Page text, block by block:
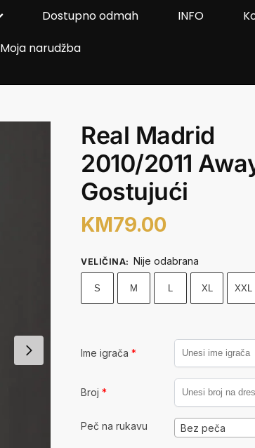
Dostupno odmah INFO
Moja narudžba
Real Madrid
2010/2011
Gostujući
KM79.00
VELIČINA: Nije odabrana
S M L XL XXL
Ime igrača*
Broj*
Peč na rukavu Bez peča